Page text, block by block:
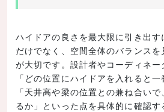
ハイドアの良さを最大限に引き出
だけでなく、空間全体のバランスを
が大切です。設計者やコーディネー
「どの位置にハイドアを入れると一
「天井高や梁の位置との兼ね合い
るか」といった点を具体的に確認す